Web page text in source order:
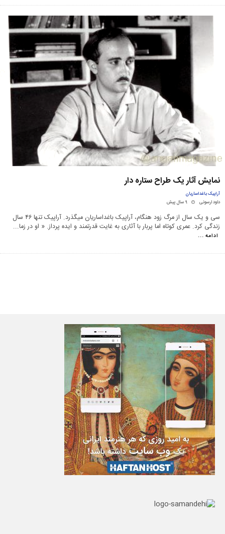
نمایش آثار یک طراح ستاره دار
آراپیک باغداساریان
داود ارسونی
۹ سال پیش
سی و یک سال از مرگ زود هنگام، آراپیک باغداساریان می­گذرد. آراپیک تنها ۴۶ سال
زندگی کرد. عمری کوتاه اما پربار با آثاری به غایت قدرتمند و ایده پرداز. « او در زما...
ادامه ...